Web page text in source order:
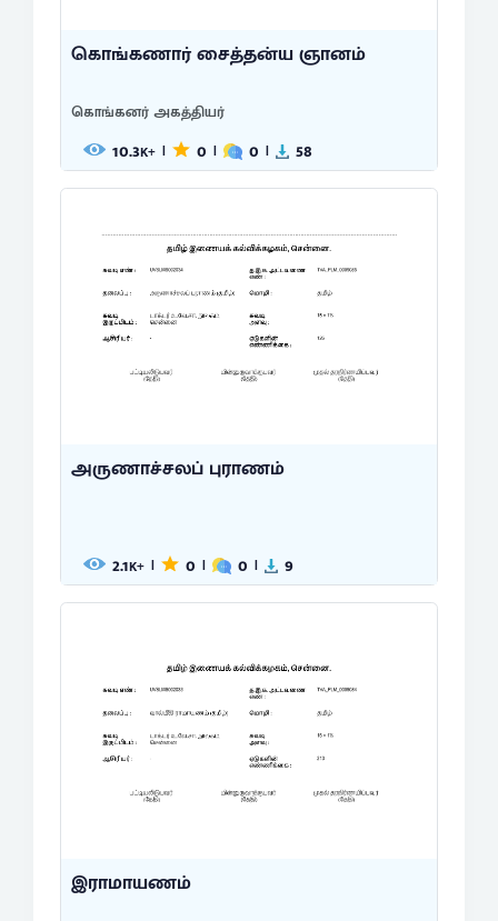
கொங்கணார் சைத்தன்ய ஞானம்
கொங்கனர் அகத்தியர்
10.3K+ | 0 | 0 | 58
அருணாச்சலப் புராணம்
2.1K+ | 0 | 0 | 9
இராமாயணம்